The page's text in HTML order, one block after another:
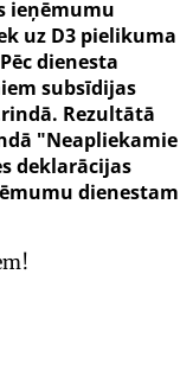
ieņēmumu
uz D3 pielikuma
dienesta
subsīdijas
Rezultātā
"Neapliekamie
deklarācijas
dienestam